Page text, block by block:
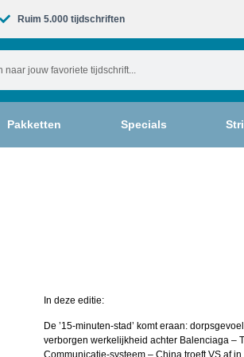
Ruim 5.000 tijdschriften​
Pakketten Specials
In deze editie:
De ’15-minuten-stad’ komt eraan:
verborgen werkelijkheid achter Balenciaga –